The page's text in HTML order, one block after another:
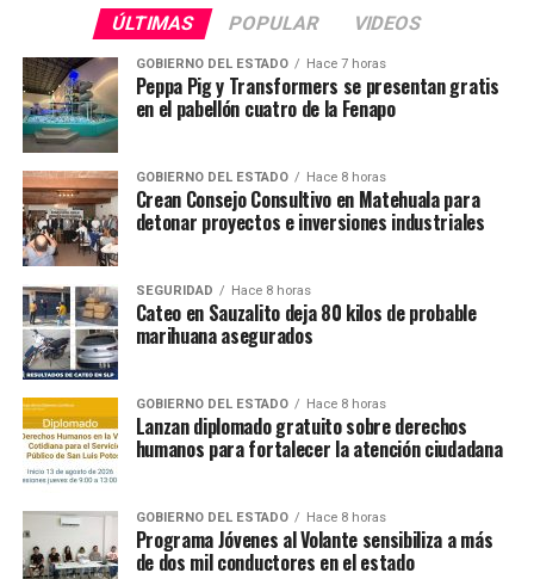
ÚLTIMAS POPULAR VIDEOS
GOBIERNO DEL ESTADO Hace 7 horas
Peppa Pig y Transformers se presentan gratis
en el pabellón cuatro de la Fenapo
GOBIERNO DEL ESTADO Hace 8 horas
Crean Consejo Consultivo en Matehuala para
detonar proyectos e inversiones industriales
SEGURIDAD Hace 8 horas
Cateo en Sauzalito deja 80 kilos de probable
marihuana asegurados
GOBIERNO DEL ESTADO Hace 8 horas
Lanzan diplomado gratuito sobre derechos
humanos para fortalecer la atención ciudadana
GOBIERNO DEL ESTADO Hace 8 horas
Programa Jóvenes al Volante sensibiliza a más
de dos mil conductores en el estado